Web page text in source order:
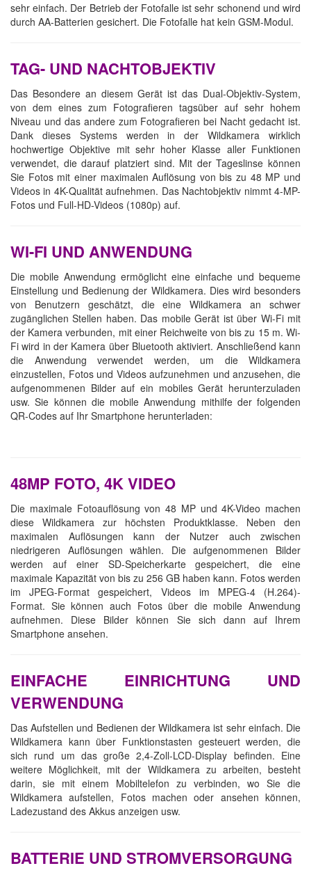
sehr einfach. Der Betrieb der Fotofalle ist sehr schonend und wird
durch AA-Batterien gesichert. Die Fotofalle hat kein GSM-Modul.
TAG- UND NACHTOBJEKTIV
Das Besondere an diesem Gerät ist das Dual-Objektiv-System,
von dem eines zum Fotografieren tagsüber auf sehr hohem
Niveau und das andere zum Fotografieren bei Nacht gedacht ist.
Dank dieses Systems werden in der Wildkamera wirklich
hochwertige Objektive mit sehr hoher Klasse aller Funktionen
verwendet, die darauf platziert sind. Mit der Tageslinse können
Sie Fotos mit einer maximalen Auflösung von bis zu 48 MP und
Videos in 4K-Qualität aufnehmen. Das Nachtobjektiv nimmt 4-MP-
Fotos und Full-HD-Videos (1080p) auf.
WI-FI UND ANWENDUNG
Die mobile Anwendung ermöglicht eine einfache und bequeme
Einstellung und Bedienung der Wildkamera. Dies wird besonders
von Benutzern geschätzt, die eine Wildkamera an schwer
zugänglichen Stellen haben. Das mobile Gerät ist über Wi-Fi mit
der Kamera verbunden, mit einer Reichweite von bis zu 15 m. Wi-
Fi wird in der Kamera über Bluetooth aktiviert. Anschließend kann
die Anwendung verwendet werden, um die Wildkamera
einzustellen, Fotos und Videos aufzunehmen und anzusehen, die
aufgenommenen Bilder auf ein mobiles Gerät herunterzuladen
usw. Sie können die mobile Anwendung mithilfe der folgenden
QR-Codes auf Ihr Smartphone herunterladen:
48MP FOTO, 4K VIDEO
Die maximale Fotoauflösung von 48 MP und 4K-Video machen
diese Wildkamera zur höchsten Produktklasse. Neben den
maximalen Auflösungen kann der Nutzer auch zwischen
niedrigeren Auflösungen wählen. Die aufgenommenen Bilder
werden auf einer SD-Speicherkarte gespeichert, die eine
maximale Kapazität von bis zu 256 GB haben kann. Fotos werden
im JPEG-Format gespeichert, Videos im MPEG-4 (H.264)-
Format. Sie können auch Fotos über die mobile Anwendung
aufnehmen. Diese Bilder können Sie sich dann auf Ihrem
Smartphone ansehen.
EINFACHE EINRICHTUNG UND
VERWENDUNG
Das Aufstellen und Bedienen der Wildkamera ist sehr einfach. Die
Wildkamera kann über Funktionstasten gesteuert werden, die
sich rund um das große 2,4-Zoll-LCD-Display befinden. Eine
weitere Möglichkeit, mit der Wildkamera zu arbeiten, besteht
darin, sie mit einem Mobiltelefon zu verbinden, wo Sie die
Wildkamera aufstellen, Fotos machen oder ansehen können,
Ladezustand des Akkus anzeigen usw.
BATTERIE UND STROMVERSORGUNG